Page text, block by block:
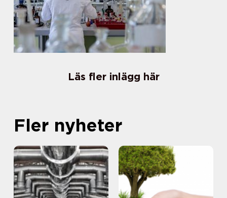
Läs fler inlägg här
Fler nyheter